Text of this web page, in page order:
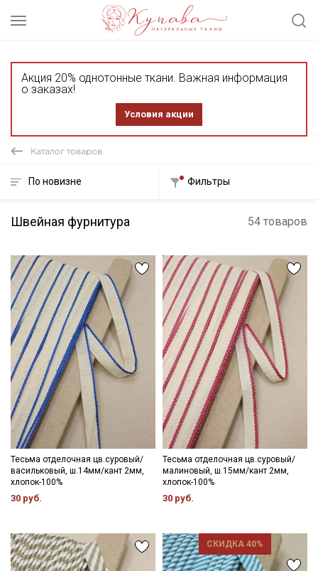
Акция 20% однотонные ткани. Важная информация
о заказах!
Условия акции
Каталог товаров
По новизне Фильтры
Швейная фурнитура 54 товаров
Тесьма отделочная цв.суровый/
васильковый, ш.14мм/кант 2мм,
хлопок-100%
30 руб.
Тесьма отделочная цв.суровый/
малиновый, ш.15мм/кант 2мм,
хлопок-100%
30 руб.
СКИДКА 40%